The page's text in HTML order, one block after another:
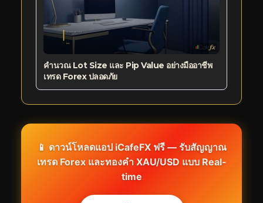
คำนวณ Lot Size และ Pip Value อย่างมืออาชีพ
เทรด Forex ปลอดภัย
📱 ดาวน์โหลดแอป iCafeFX ฟรี — รับสัญญาณ
เทรด Forex และทองคำ XAU/USD แบบ Real-
time